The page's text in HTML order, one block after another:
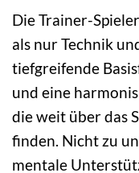
Die Trainer-
als nur Technik
tiefgreifende
und eine
die weit über das
finden. Nicht zu
mentale